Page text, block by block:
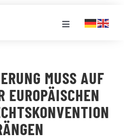
Toggle
MUSS AUF
EUROPÄISCHEN